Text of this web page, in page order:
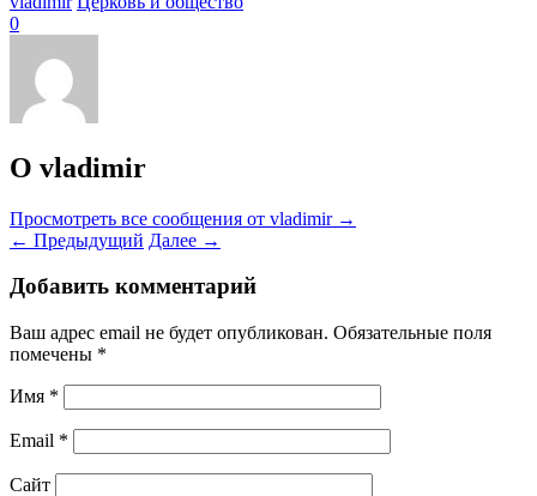
0
О vladimir
Просмотреть все сообщения от vladimir →
← Предыдущий Далее →
Добавить комментарий
Ваш адрес email не будет опубликован. Обязательные поля
помечены *
Имя *
Email *
Сайт